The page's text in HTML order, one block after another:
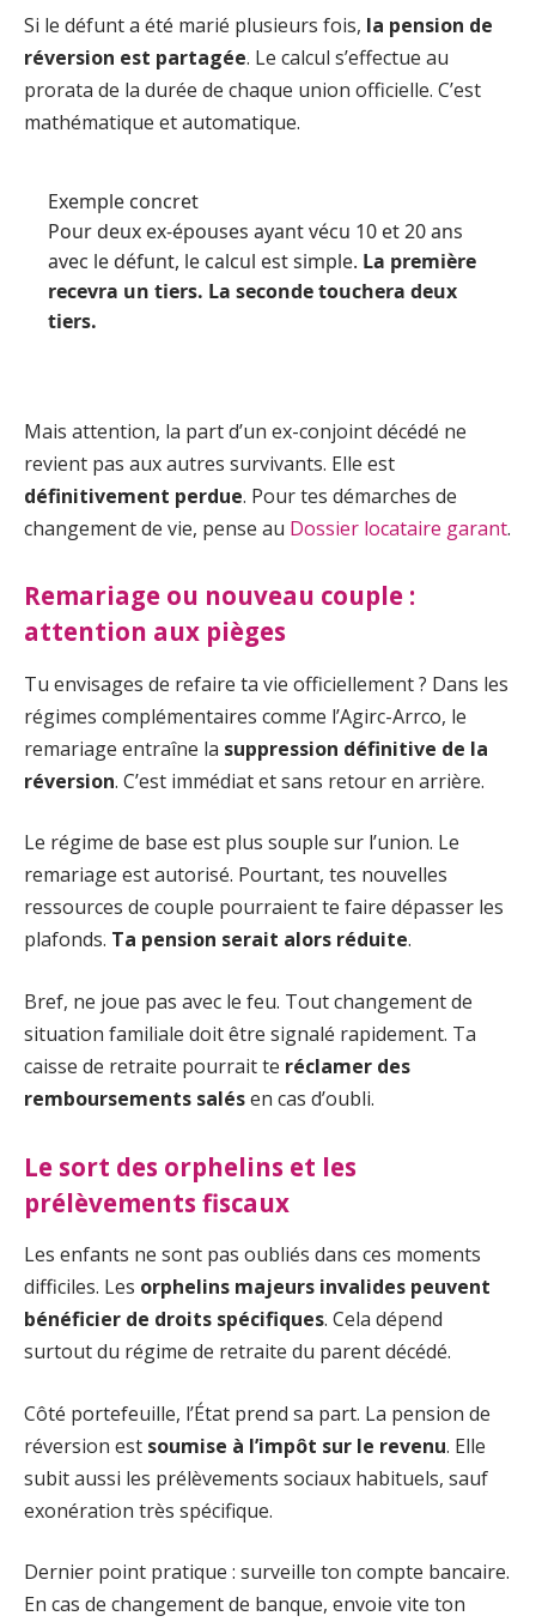
Si le défunt a été marié plusieurs fois, la pension de
réversion est partagée. Le calcul s’effectue au
prorata de la durée de chaque union officielle. C’est
mathématique et automatique.
Exemple concret
Pour deux ex-épouses ayant vécu 10 et 20 ans
avec le défunt, le calcul est simple. La première
recevra un tiers. La seconde touchera deux
tiers.
Mais attention, la part d’un ex-conjoint décédé ne
revient pas aux autres survivants. Elle est
définitivement perdue. Pour tes démarches de
changement de vie, pense au Dossier locataire garant.
Remariage ou nouveau couple :
attention aux pièges
Tu envisages de refaire ta vie officiellement ? Dans les
régimes complémentaires comme l’Agirc-Arrco, le
remariage entraîne la suppression définitive de la
réversion. C’est immédiat et sans retour en arrière.
Le régime de base est plus souple sur l’union. Le
remariage est autorisé. Pourtant, tes nouvelles
ressources de couple pourraient te faire dépasser les
plafonds. Ta pension serait alors réduite.
Bref, ne joue pas avec le feu. Tout changement de
situation familiale doit être signalé rapidement. Ta
caisse de retraite pourrait te réclamer des
remboursements salésen cas d’oubli.
Le sort des orphelins et les
prélèvements fiscaux
Les enfants ne sont pas oubliés dans ces moments
difficiles. Les orphelins majeurs invalides peuvent
bénéficier de droits spécifiques. Cela dépend
surtout du régime de retraite du parent décédé.
Côté portefeuille, l’État prend sa part. La pension de
réversion est soumise à l’impôt sur le revenu. Elle
subit aussi les prélèvements sociaux habituels, sauf
exonération très spécifique.
Dernier point pratique : surveille ton compte bancaire.
En cas de changement de banque, envoie vite ton